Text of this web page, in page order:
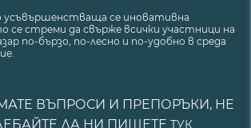
усъвършенстваща се иновативна
се стреми да свърже всички участници на
по-бързо, по-лесно и по-удобно в среда
ВЪПРОСИ И ПРЕПОРЪКИ, НЕ
ДА НИ ПИШЕТЕ ТУК